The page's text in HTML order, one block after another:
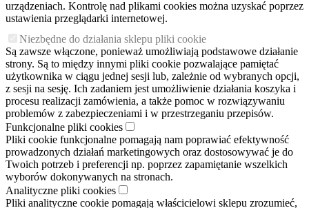
urządzeniach. Kontrolę nad plikami cookies można uzyskać poprzez
ustawienia przeglądarki internetowej.
Niezbędne do działania sklepu pliki cookie
Są zawsze włączone, ponieważ umożliwiają podstawowe działanie
strony. Są to między innymi pliki cookie pozwalające pamiętać
użytkownika w ciągu jednej sesji lub, zależnie od wybranych opcji,
z sesji na sesję. Ich zadaniem jest umożliwienie działania koszyka i
procesu realizacji zamówienia, a także pomoc w rozwiązywaniu
problemów z zabezpieczeniami i w przestrzeganiu przepisów.
Funkcjonalne pliki cookies
Pliki cookie funkcjonalne pomagają nam poprawiać efektywność
prowadzonych działań marketingowych oraz dostosowywać je do
Twoich potrzeb i preferencji np. poprzez zapamiętanie wszelkich
wyborów dokonywanych na stronach.
Analityczne pliki cookies
Pliki analityczne cookie pomagają właścicielowi sklepu zrozumieć,